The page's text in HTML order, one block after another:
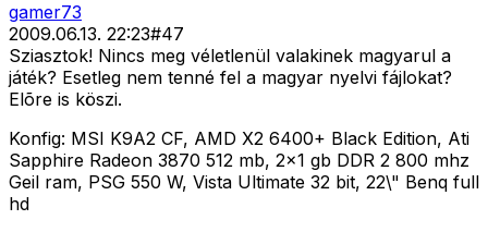
gamer73
2009.06.13. 22:23#47
Sziasztok! Nincs meg véletlenül valakinek magyarul a
játék? Esetleg nem tenné fel a magyar nyelvi fájlokat?
Elõre is köszi.
Konfig: MSI K9A2 CF, AMD X2 6400+ Black Edition, Ati
Sapphire Radeon 3870 512 mb, 2x1 gb DDR 2 800 mhz
Geil ram, PSG 550 W, Vista Ultimate 32 bit, 22\" Benq full
hd